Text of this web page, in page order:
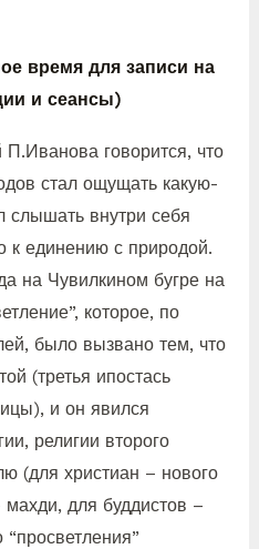
время для записи на
и сеансы)
П.Иванова говорится, что
стал ощущать какую-
слышать внутри себя
к единению с природой.
на Чувилкином бугре на
которое, по
было вызвано тем, что
(третья ипостась
и он явился
религии второго
(для христиан – нового
для буддистов –